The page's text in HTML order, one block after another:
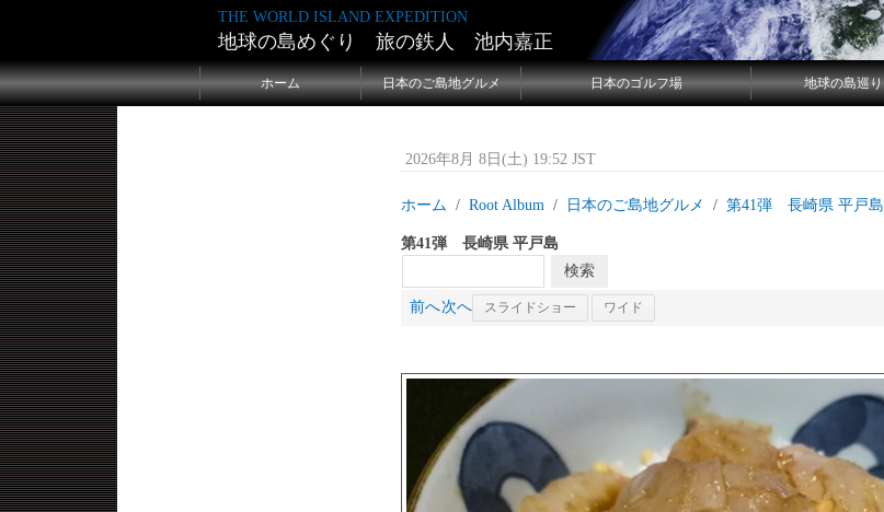
THE WORLD ISLAND EXPEDITION
地球の島めぐり 旅の鉄人 池内嘉正
ホーム 日本のご島地グルメ 日本のゴルフ場 地球の島巡り
2026年8月 8日(土) 19:52 JST
ホーム Root Album 日本のご島地グルメ 第41弾 長崎県 平戸島
第41弾 長崎県 平戸島
前へ次へ スライドショー ワイド